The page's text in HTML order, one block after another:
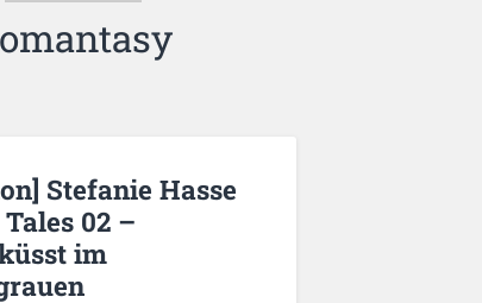
Stefanie Hasse
02 –
im